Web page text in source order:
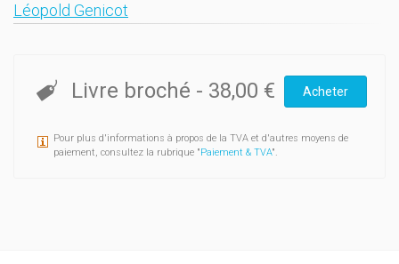
Léopold Genicot
Livre broché - 38,00 € Acheter
Pour plus d'informations à propos de la TVA et d'autres moyens de
paiement, consultez la rubrique "Paiement & TVA".